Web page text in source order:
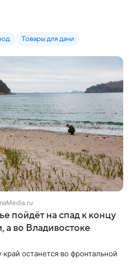
Товары для дачи
пойдёт на спад к концу
а во Владивостоке
край останется во фронтальной